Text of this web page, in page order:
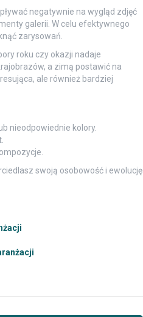
negatywnie na wygląd zdjęć
galerii. W celu efektywnego
zarysowań.
roku czy okazji nadaje
a zimą postawić na
ale również bardziej
nieodpowiednie kolory.
swoją osobowość i ewolucję